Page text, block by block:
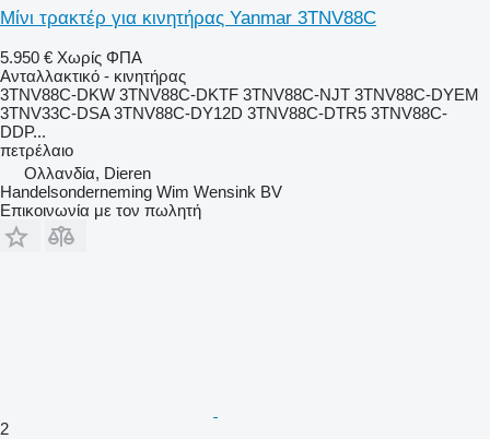
Μίνι τρακτέρ για κινητήρας Yanmar 3TNV88C
5.950 € Χωρίς ΦΠΑ
Ανταλλακτικό - κινητήρας
3TNV88C-DKW 3TNV88C-DKTF 3TNV88C-NJT 3TNV88C-DYEM
3TNV33C-DSA 3TNV88C-DY12D 3TNV88C-DTR5 3TNV88C-
DDP...
πετρέλαιο
Ολλανδία, Dieren
Handelsonderneming Wim Wensink BV
Επικοινωνία με τον πωλητή
2